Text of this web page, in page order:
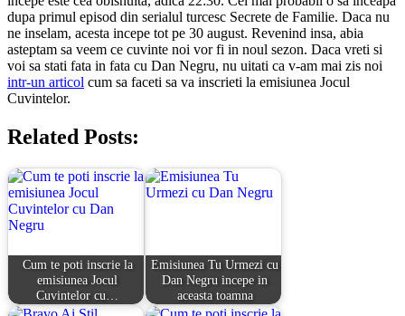
dupa primul episod din serialul turcesc Secrete de Familie. Daca nu
ne inselam, acesta incepe tot pe 30 august. Revenind insa, abia
asteptam sa veem ce cuvinte noi vor fi in noul sezon. Daca vreti si
voi sa stati fata in fata cu Dan Negru, nu uitati ca v-am mai zis noi
intr-un articol cum sa faceti sa va inscrieti la emisiunea Jocul
Cuvintelor.
Related Posts:
Cum te poti inscrie la
emisiunea Jocul
Cuvintelor cu…
Emisiunea Tu Urmezi cu
Dan Negru incepe in
aceasta toamna